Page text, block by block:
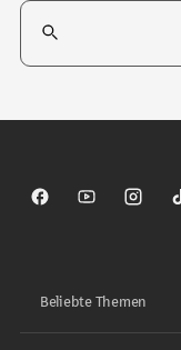
Suchfeld
Sparkasse aufSparkasse auf
Beliebte Themen